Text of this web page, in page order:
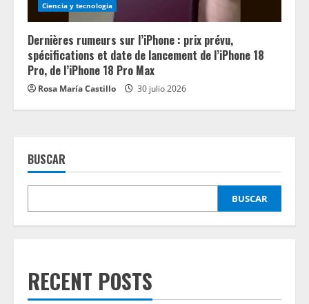
Ciencia y tecnologia
Dernières rumeurs sur l’iPhone : prix prévu,
spécifications et date de lancement de l’iPhone 18
Pro, de l’iPhone 18 Pro Max
Rosa María Castillo 30 julio 2026
BUSCAR
BUSCAR
RECENT POSTS